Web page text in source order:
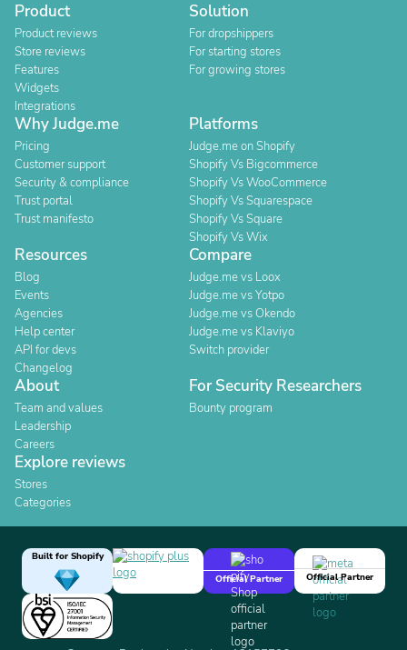
Product
Product reviews
Store reviews
Features
Widgets
Integrations
Solution
For dropshippers
For starting stores
For growing stores
Why Judge.me
Pricing
Customer support
Security & compliance
Trust portal
Trust manifesto
Platforms
Judge.me on Shopify
Shopify Vs Bigcommerce
Shopify Vs WooCommerce
Shopify Vs Squarespace
Shopify Vs Square
Shopify Vs Wix
Resources
Blog
Events
Agencies
Help center
API for devs
Changelog
Compare
Judge.me vs Loox
Judge.me vs Yotpo
Judge.me vs Okendo
Judge.me vs Klaviyo
Switch provider
About
Team and values
Leadership
Careers
For Security Researchers
Bounty program
Explore reviews
Stores
Categories
Built for Shopify
Official Partner
Official Partner